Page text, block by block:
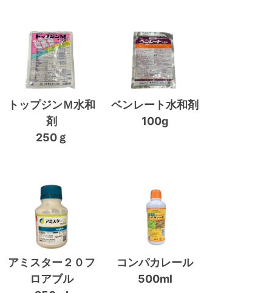
トップジンＭ水和
剤
250ｇ
ベンレート水和剤
100g
アミスター２０フ
ロアブル
コンパカレール
500ml